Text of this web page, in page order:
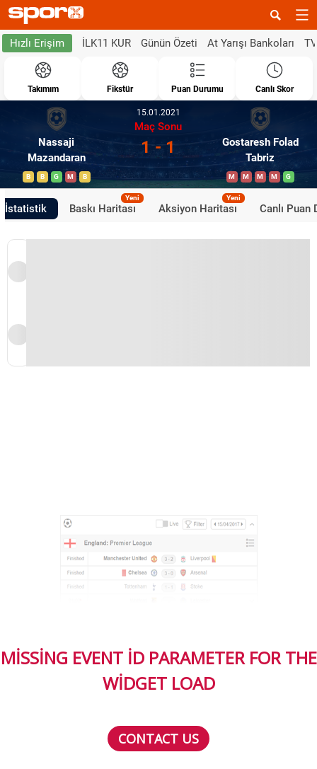
Hızlı Erişim İLK11 KUR Günün Özeti At Yarışı Bankoları
Takımım Fikstür Puan Durumu Canlı Skor
Nassaji
Mazandaran
B B G M B
15.01.2021
Maç Sonu
1 - 1
Gostaresh Folad
Tabriz
M M M M G
İstatistik Baskı Haritası
Yeni
Aksiyon Haritası
Yeni
Canlı Puan
MISSING EVENT ID PARAMETER FOR THE
WIDGET LOAD
CONTACT US